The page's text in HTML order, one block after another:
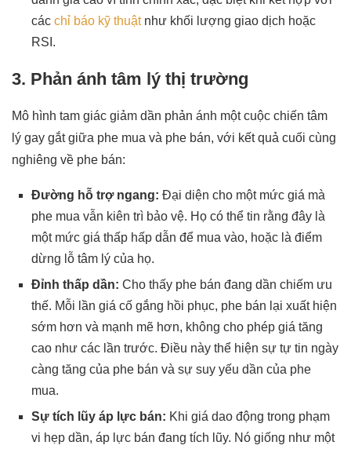
các chỉ báo kỹ thuậtnhư khối lượng giao dịch hoặc
RSI.
3. Phản ánh tâm lý thị trường
Mô hình tam giác giảm dần phản ánh một cuộc chiến tâm
lý gay gắt giữa phe mua và phe bán, với kết quả cuối cùng
nghiêng về phe bán:
Đường hỗ trợ ngang: Đại diện cho một mức giá mà
phe mua vẫn kiên trì bảo vệ. Họ có thể tin rằng đây là
một mức giá thấp hấp dẫn để mua vào, hoặc là điểm
dừng lỗ tâm lý của họ.
Đỉnh thấp dần: Cho thấy phe bán đang dần chiếm ưu
thế. Mỗi lần giá cố gắng hồi phục, phe bán lại xuất hiện
sớm hơn và mạnh mẽ hơn, không cho phép giá tăng
cao như các lần trước. Điều này thể hiện sự tự tin ngày
càng tăng của phe bán và sự suy yếu dần của phe
mua.
Sự tích lũy áp lực bán: Khi giá dao động trong phạm
vi hẹp dần, áp lực bán đang tích lũy. Nó giống như một